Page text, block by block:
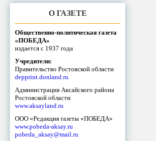
О ГАЗЕТЕ
Общественно-политическая газета
«ПОБЕДА»
издается с 1937 года
Учредители:
Правительство Ростовской области
depprint.donland.ru
Администрация Аксайского района
Ростовской области
www.aksayland.ru
ООО «Редакция газеты «ПОБЕДА»
www.pobeda-aksay.ru
pobeda_aksay@mail.ru